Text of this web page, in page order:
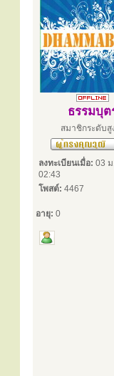
ธรรมบุต
สมาชิกระดับสู
ลงทะเบียนเมื่อ: 03
02:43
โพสต์: 4467
อายุ: 0